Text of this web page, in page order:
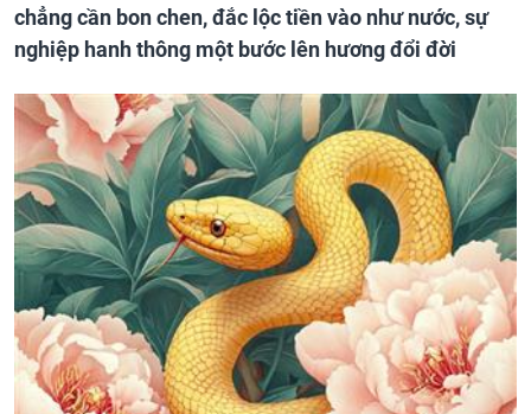
chẳng cần bon chen, đắc lộc tiền vào như nước, sự
nghiệp hanh thông một bước lên hương đổi đời